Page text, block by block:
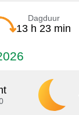
Dagduur
13 h 23 min